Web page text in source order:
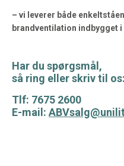
– vi leverer både
brandventilation indbygget
Har du spørgsmål,
så ring eller skriv til os:
Tlf: 7675 2600
E-mail: